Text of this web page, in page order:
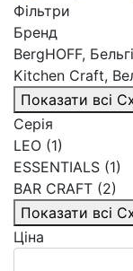
Фільтри
Бренд
BergHOFF,
Kitchen Craft,
Показати всі
Серія
LEO (1)
ESSENTIALS (1)
BAR CRAFT (2)
Показати всі
Ціна